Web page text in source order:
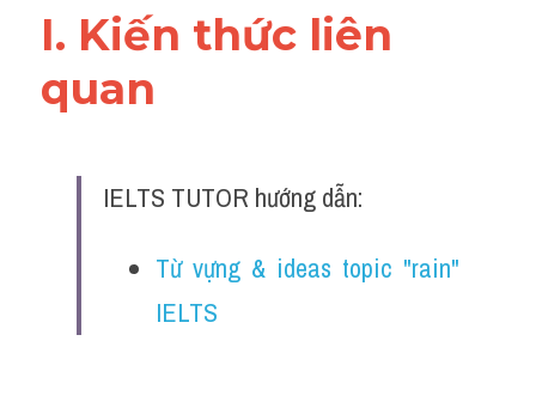
I. Kiến thức liên
quan
IELTS TUTOR hướng dẫn:
Từ vựng & ideas topic "rain"
IELTS